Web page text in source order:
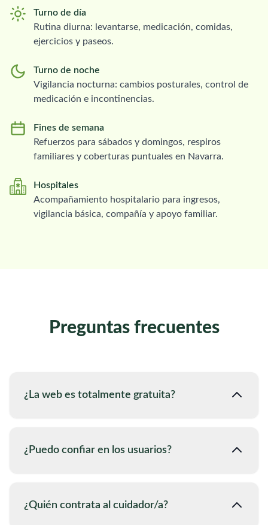
Turno de día
Rutina diurna: levantarse, medicación, comidas,
ejercicios y paseos.
Turno de noche
Vigilancia nocturna: cambios posturales, control de
medicación e incontinencias.
Fines de semana
Refuerzos para sábados y domingos, respiros
familiares y coberturas puntuales en Navarra.
Hospitales
Acompañamiento hospitalario para ingresos,
vigilancia básica, compañía y apoyo familiar.
Preguntas frecuentes
¿La web es totalmente gratuita?
¿Puedo confiar en los usuarios?
¿Quién contrata al cuidador/a?